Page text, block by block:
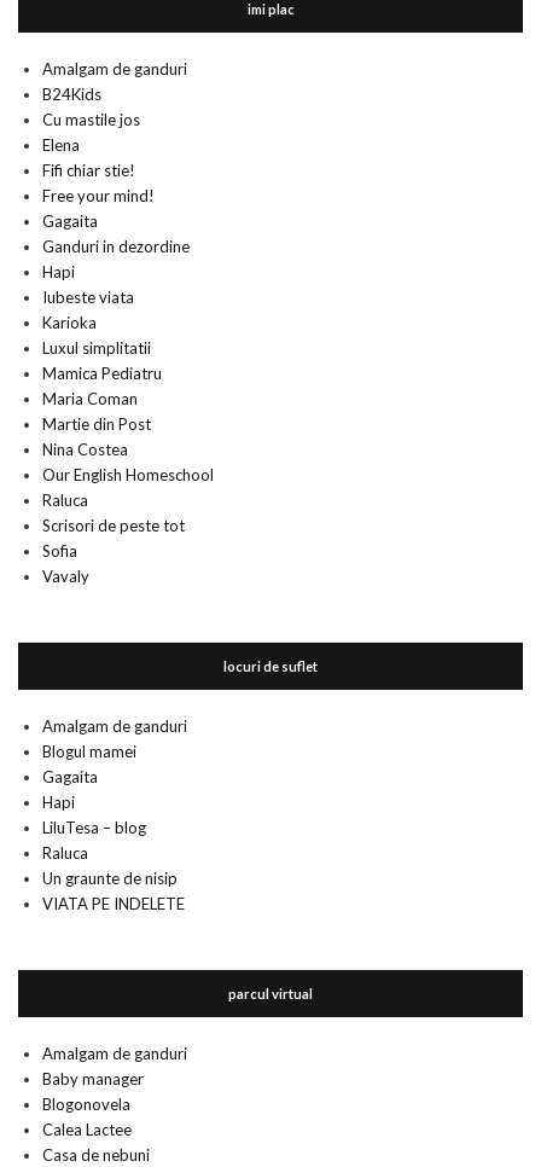
imi plac
Amalgam de ganduri
B24Kids
Cu mastile jos
Elena
Fifi chiar stie!
Free your mind!
Gagaita
Ganduri in dezordine
Hapi
Iubeste viata
Karioka
Luxul simplitatii
Mamica Pediatru
Maria Coman
Martie din Post
Nina Costea
Our English Homeschool
Raluca
Scrisori de peste tot
Sofia
Vavaly
locuri de suflet
Amalgam de ganduri
Blogul mamei
Gagaita
Hapi
LiluTesa – blog
Raluca
Un graunte de nisip
VIATA PE INDELETE
parcul virtual
Amalgam de ganduri
Baby manager
Blogonovela
Calea Lactee
Casa de nebuni